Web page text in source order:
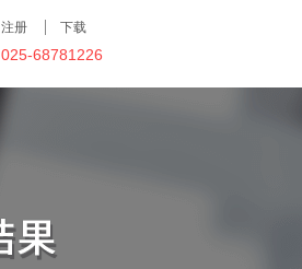
注册 下载
025-68781226